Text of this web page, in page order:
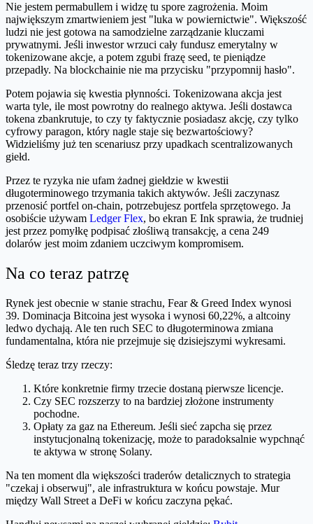
Nie jestem permabullem i widzę tu spore zagrożenia. Moim
największym zmartwieniem jest "luka w powiernictwie". Większość
ludzi nie jest gotowa na samodzielne zarządzanie kluczami
prywatnymi. Jeśli inwestor wrzuci cały fundusz emerytalny w
tokenizowane akcje, a potem zgubi frazę seed, te pieniądze
przepadły. Na blockchainie nie ma przycisku "przypomnij hasło".
Potem pojawia się kwestia płynności. Tokenizowana akcja jest
warta tyle, ile most powrotny do realnego aktywa. Jeśli dostawca
tokena zbankrutuje, to czy ty faktycznie posiadasz akcję, czy tylko
cyfrowy paragon, który nagle staje się bezwartościowy?
Widzieliśmy już ten scenariusz przy upadkach scentralizowanych
giełd.
Przez te ryzyka nie ufam żadnej giełdzie w kwestii
długoterminowego trzymania takich aktywów. Jeśli zaczynasz
przenosić portfel on-chain, potrzebujesz portfela sprzętowego. Ja
osobiście używam Ledger Flex, bo ekran E Ink sprawia, że trudniej
jest przez pomyłkę podpisać złośliwą transakcję, a cena 249
dolarów jest moim zdaniem uczciwym kompromisem.
Na co teraz patrzę
Rynek jest obecnie w stanie strachu, Fear & Greed Index wynosi
39. Dominacja Bitcoina jest wysoka i wynosi 60,22%, a altcoiny
ledwo dychają. Ale ten ruch SEC to długoterminowa zmiana
fundamentalna, która nie przejmuje się dzisiejszymi wykresami.
Śledzę teraz trzy rzeczy:
Które konkretnie firmy trzecie dostaną pierwsze licencje.
Czy SEC rozszerzy to na bardziej złożone instrumenty
pochodne.
Opłaty za gaz na Ethereum. Jeśli sieć zapcha się przez
instytucjonalną tokenizację, może to paradoksalnie wypchnąć
te aktywa w stronę Solany.
Na ten moment dla większości traderów detalicznych to strategia
"czekaj i obserwuj", ale infrastruktura w końcu powstaje. Mur
między Wall Street a DeFi w końcu zaczyna pękać.